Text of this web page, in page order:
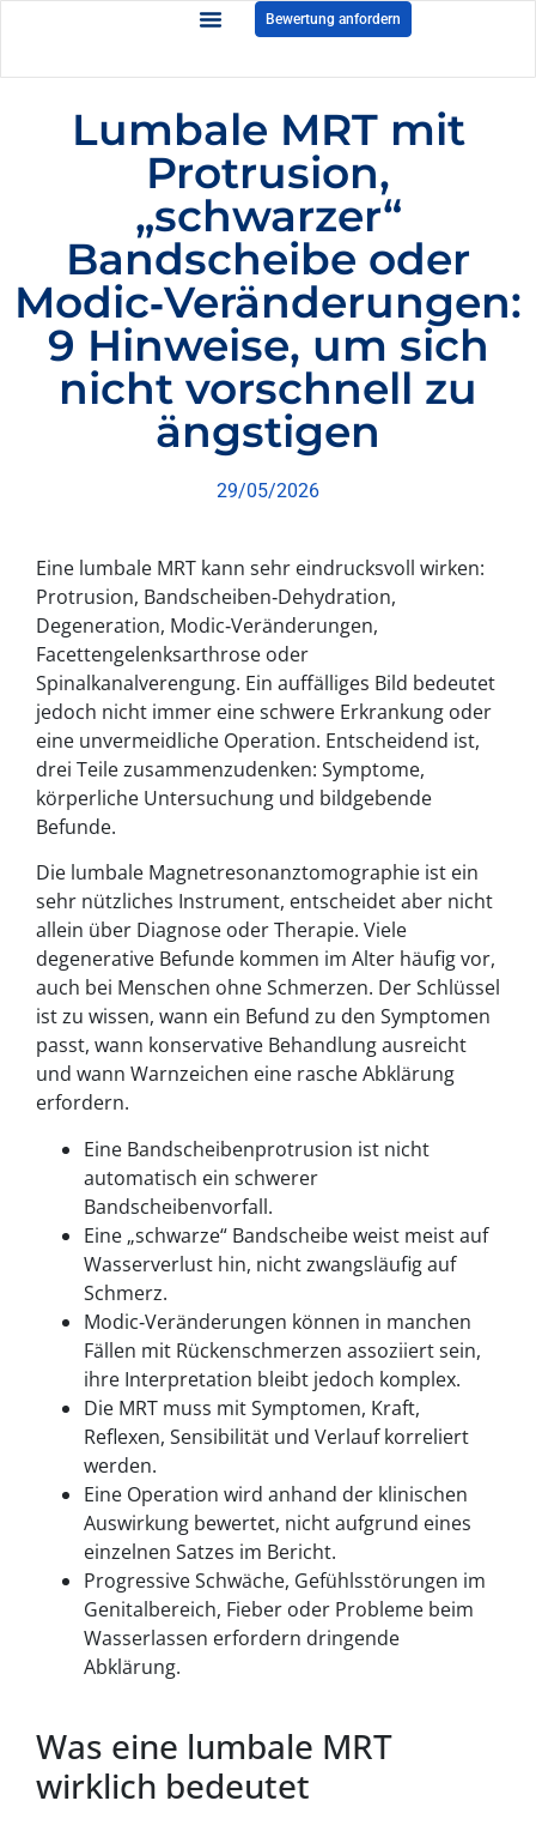
Bewertung anfordern
Lumbale MRT mit
Protrusion,
„schwarzer“
Bandscheibe oder
Modic‑Veränderungen:
9 Hinweise, um sich
nicht vorschnell zu
ängstigen
29/05/2026
Eine lumbale MRT kann sehr eindrucksvoll wirken:
Protrusion, Bandscheiben‑Dehydration,
Degeneration, Modic‑Veränderungen,
Facettengelenksarthrose oder
Spinalkanalverengung. Ein auffälliges Bild bedeutet
jedoch nicht immer eine schwere Erkrankung oder
eine unvermeidliche Operation. Entscheidend ist,
drei Teile zusammenzudenken: Symptome,
körperliche Untersuchung und bildgebende
Befunde.
Die lumbale Magnetresonanztomographie ist ein
sehr nützliches Instrument, entscheidet aber nicht
allein über Diagnose oder Therapie. Viele
degenerative Befunde kommen im Alter häufig vor,
auch bei Menschen ohne Schmerzen. Der Schlüssel
ist zu wissen, wann ein Befund zu den Symptomen
passt, wann konservative Behandlung ausreicht
und wann Warnzeichen eine rasche Abklärung
erfordern.
Eine Bandscheibenprotrusion ist nicht
automatisch ein schwerer
Bandscheibenvorfall.
Eine „schwarze“ Bandscheibe weist meist auf
Wasserverlust hin, nicht zwangsläufig auf
Schmerz.
Modic‑Veränderungen können in manchen
Fällen mit Rückenschmerzen assoziiert sein,
ihre Interpretation bleibt jedoch komplex.
Die MRT muss mit Symptomen, Kraft,
Reflexen, Sensibilität und Verlauf korreliert
werden.
Eine Operation wird anhand der klinischen
Auswirkung bewertet, nicht aufgrund eines
einzelnen Satzes im Bericht.
Progressive Schwäche, Gefühlsstörungen im
Genitalbereich, Fieber oder Probleme beim
Wasserlassen erfordern dringende
Abklärung.
Was eine lumbale MRT
wirklich bedeutet